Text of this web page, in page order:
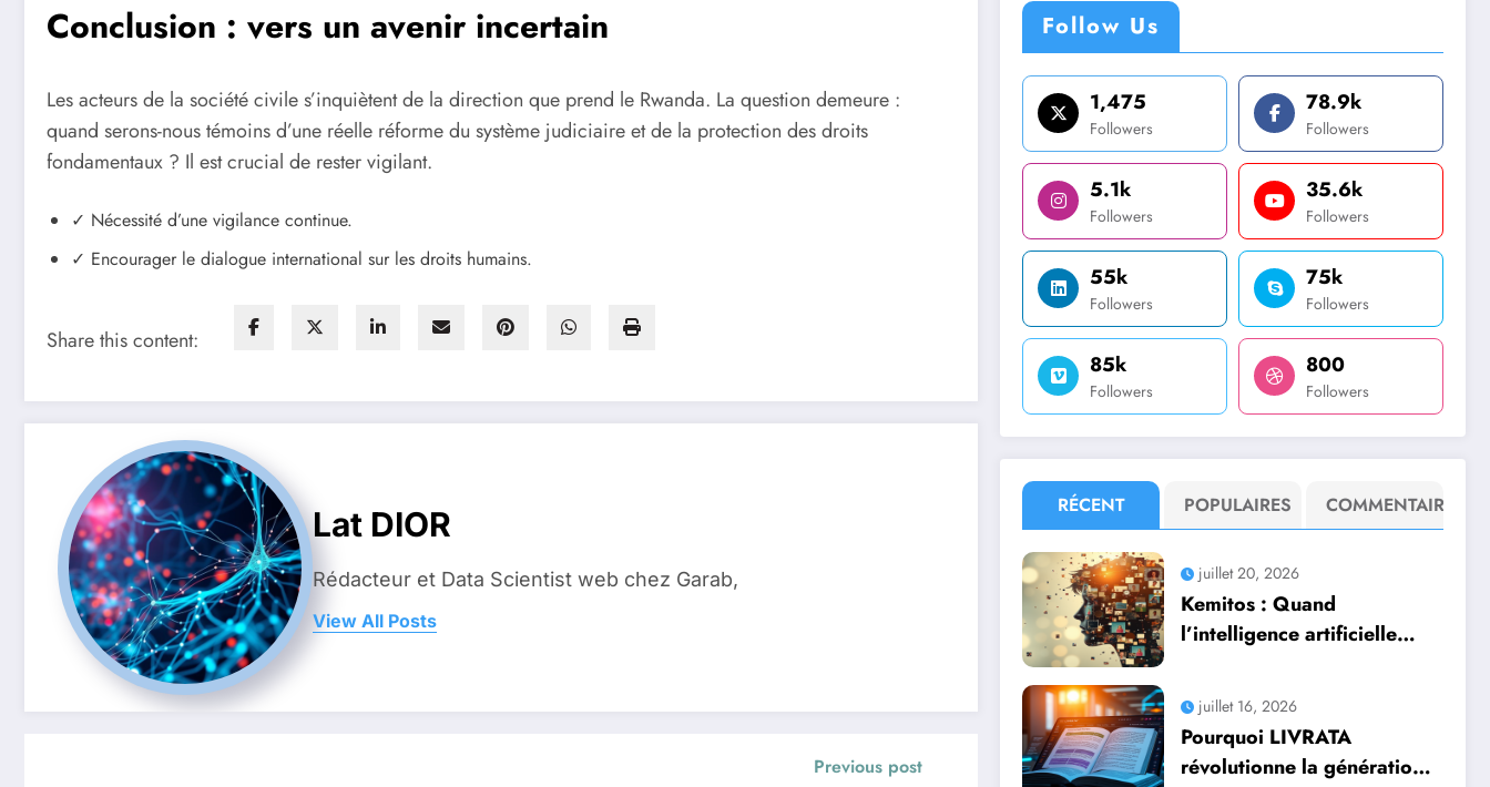
Conclusion : vers un avenir incertain
Les acteurs de la société civile s’inquiètent de la direction que prend le Rwanda. La question demeure :
quand serons-nous témoins d’une réelle réforme du système judiciaire et de la protection des droits
fondamentaux ? Il est crucial de rester vigilant.
✓ Nécessité d’une vigilance continue.
✓ Encourager le dialogue international sur les droits humains.
Share this content:
Lat DIOR
Rédacteur et Data Scientist web chez Garab,
View All Posts
Previous post
Follow Us
1,475
Followers
78.9k
Followers
5.1k
Followers
35.6k
Followers
55k
Followers
75k
Followers
85k
Followers
800
Followers
RÉCENT POPULAIRES COMMENTAIRE
juillet 20, 2026
Kemitos : Quand
l’intelligence artificielle
juillet 16, 2026
Pourquoi LIVRATA
révolutionne la génération